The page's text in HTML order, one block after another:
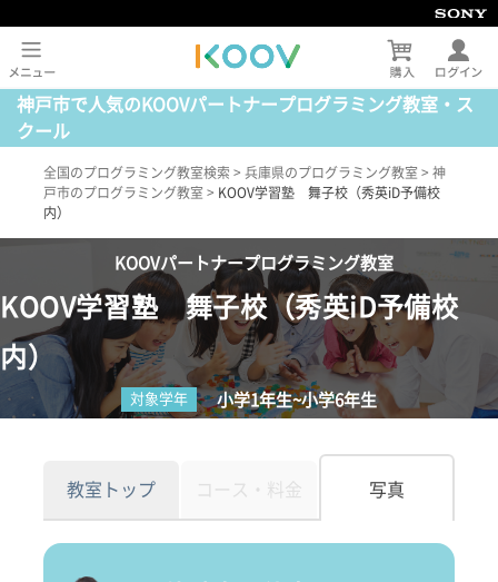
神戸市で人気のKOOVパートナープログラミング教室・ス
クール
全国のプログラミング教室検索 > 兵庫県のプログラミング教室 > 神
戸市のプログラミング教室 > KOOV学習塾 舞子校（秀英iD予備校
内）
KOOVパートナープログラミング教室
KOOV学習塾 舞子校（秀英iD予備校
内）
対象学年 小学1年生~小学6年生
教室トップ コース・料金 写真